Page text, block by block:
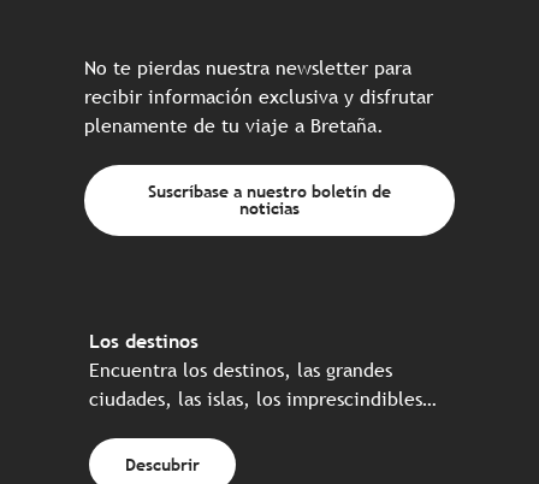
No te pierdas nuestra newsletter para
recibir información exclusiva y disfrutar
plenamente de tu viaje a Bretaña.
Suscríbase a nuestro boletín de
noticias
Los destinos
Encuentra los destinos, las grandes
ciudades, las islas, los imprescindibles…
Descubrir